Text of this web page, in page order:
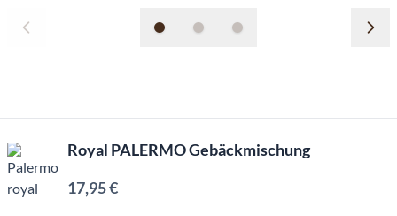
Royal PALERMO Gebäckmischung
17,95 €